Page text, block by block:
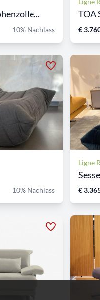
10% Nachlass
TOA
€
10% Nachlass
Ligne
€